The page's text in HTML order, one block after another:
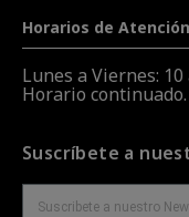
Horarios de Atención
Lunes a Viernes: 10
Horario continuado.
Suscríbete a